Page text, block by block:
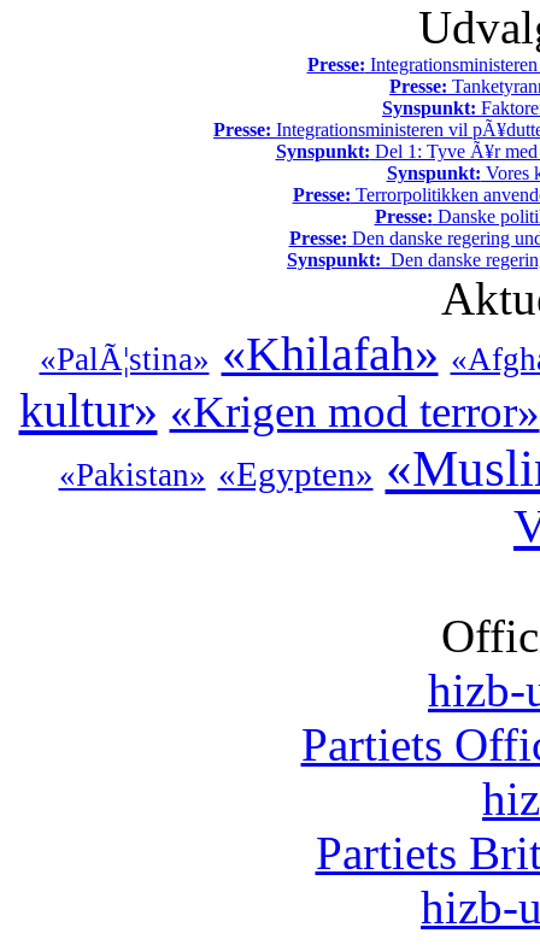
Presse:
Presse:
Synspunkt:
Presse: Integrationsministeren vil
Synspunkt: Del 1: Tyve Ã¥r med
Synspunkt: Vores
Presse: Terrorpolitikken
Presse: Danske
Presse: Den danske regering
Synspunkt: Den danske
«PalÃ¦stina» «Khilafah»
kultur» «Krigen mod terror»
«Pakistan» «Egypten»
hizb-
Partiets
Partiets
hizb-